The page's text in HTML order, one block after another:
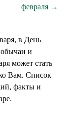
февраля →
в День
и
может стать
Вам. Список
факты и